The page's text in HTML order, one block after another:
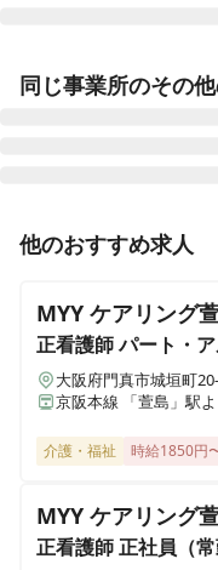
す三宮
兵庫県神戸市中央区磯辺通一
京都府京都市上京区芝薬師町
ケア２１メディカル訪
す西院
京都府京都市右京区西院坤
東京都練馬区桜台四丁目5-8
同じ事業所のその
正看護師 正社員（常勤）
【大阪/門真市｜常
看護業務！
他のおすすめ求人
MYY ケアリング
正看護師パート・
大阪府門真市城垣町
京阪本線 「萱島」駅
介護・福祉 時給1850円
MYY ケアリング
正看護師正社員（常